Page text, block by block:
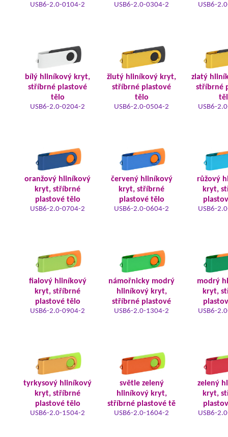
USB6-2.0-0104-2 USB6-2.0-0304-2 USB6-
bílý hliníkový kryt,
stříbrné plastové
tělo
USB6-2.0-0204-2
žlutý hliníkový kryt,
stříbrné plastové
tělo
USB6-2.0-0504-2
zlatý
stříbrné
USB6-
oranžový hliníkový
kryt, stříbrné
plastové tělo
USB6-2.0-0704-2
červený hliníkový
kryt, stříbrné
plastové tělo
USB6-2.0-0604-2
růžový
kryt,
USB6-
fialový hliníkový
kryt, stříbrné
plastové tělo
USB6-2.0-0904-2
námořnicky modrý
hliníkový kryt,
stříbrné plastové
USB6-2.0-1304-2
modrý
kryt,
USB6-
tyrkysový hliníkový
kryt, stříbrné
plastové tělo
USB6-2.0-1504-2
světle zelený
hliníkový kryt,
stříbrné plastové tě
USB6-2.0-1604-2
zelený
kryt,
USB6-